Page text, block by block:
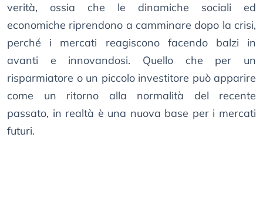
verità, ossia che le dinamiche sociali ed
economiche riprendono a camminare dopo la crisi,
perché i mercati reagiscono facendo balzi in
avanti e innovandosi. Quello che per un
risparmiatore o un piccolo investitore può apparire
come un ritorno alla normalità del recente
passato, in realtà è una nuova base per i mercati
futuri.